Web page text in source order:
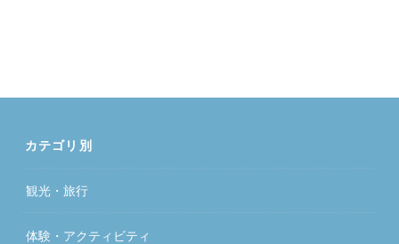
カテゴリ別
観光・旅行
体験・アクティビティ